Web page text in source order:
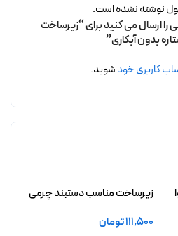
نوشته نشده است.
را ارسال می کنید برای “زیرساخت
بدون آبکاری”
کاربری خودشوید.
زیرساخت مناسب دستبند چرمی
111,500تومان